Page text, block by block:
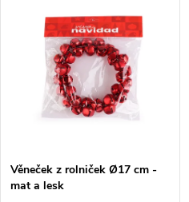
Věneček z rolniček Ø17 cm -
mat a lesk